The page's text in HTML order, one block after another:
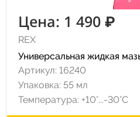
Цена: 1 490 ₽
REX
Универсальная жидкая
Артикул: 16240
Упаковка: 55 мл
Температура: +10°...-30°С